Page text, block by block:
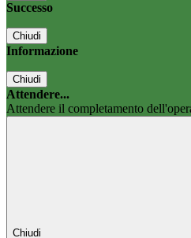
Successo
Chiudi
Informazione
Chiudi
Attendere...
Attendere il completamento
Chiudi